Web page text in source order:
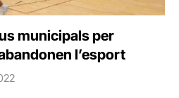
municipals per
l’esport